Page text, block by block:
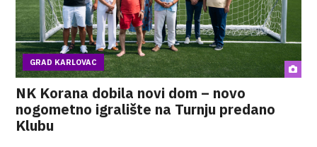
GRAD KARLOVAC
NK Korana dobila novi dom – novo
nogometno igralište na Turnju predano
Klubu